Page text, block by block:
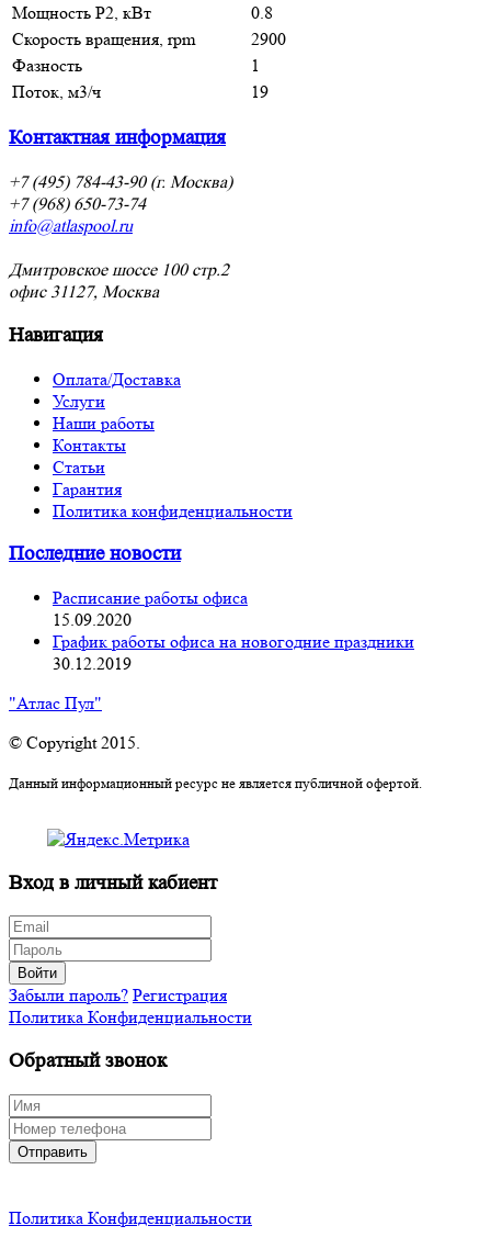
Мощность P2, кВт
0.8
Скорость вращения, rpm
2900
Фазность
1
Поток, м3/ч
19
Контактная информация
+7 (495) 784-43-90 (г. Москва)
+7 (968) 650-73-74
info@atlaspool.ru
Дмитровское шоссе 100 стр.2
офис 31127, Москва
Навигация
Оплата/Доставка
Услуги
Наши работы
Контакты
Статьи
Гарантия
Политика конфиденциальности
Последние новости
Расписание работы офиса
15.09.2020
График работы офиса на новогодние праздники
30.12.2019
"Атлас Пул"
© Copyright 2015.
Данный информационный ресурс не является публичной офертой.
Вход в личный кабиент
Войти
Забыли пароль? Регистрация
Политика Конфиденциальности
Обратный звонок
Отправить
Политика Конфиденциальности